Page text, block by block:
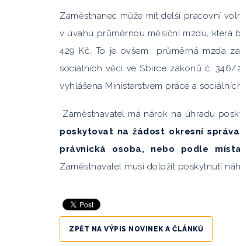
Zaměstnanec může mít delší pracovní
v úvahu průměrnou měsíční mzdu, která
429 Kč. To je ovšem
průměrná mzda
sociálních věcí ve Sbírce zákonů č.
vyhlášena Ministerstvem práce a
Zaměstnavatel má nárok na úhradu
poskytovat na žádost okresní
právnická osoba, nebo podle
Zaměstnavatel musí doložit poskytnutí
ZPĚT NA VÝPIS NOVINEK A ČLÁNKŮ